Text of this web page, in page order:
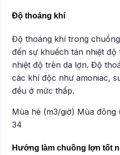
Độ thoáng khí
Độ thoáng khí trong
đến sự khuếch tán nhiệt
nhiệt độ trên da lợn. Độ
các khí độc như amoniac,
đều ở mức thấp.
Mùa hè (m3/giờ) Mùa đông
34
Hướng làm chuồng lợn tốt